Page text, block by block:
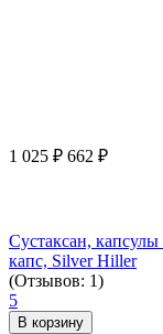
1 025 ₽ 662 ₽
Сустаксан,
капс, Silver Hiller
(Отзывов: 1)
5
В корзину